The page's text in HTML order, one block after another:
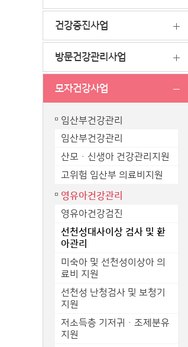
건강증진사업
방문건강관리사업
모자건강사업
임산부건강관리
임산부건강관리
산모ㆍ신생아 건강관리지원
고위험 임산부 의료비지원
영유아건강관리
영유아건강검진
선천성대사이상 검사 및 환
아관리
미숙아 및 선천성이상아 의
료비 지원
선천성 난청검사 및 보청기
지원
저소득층 기저귀ㆍ조제분유
지원